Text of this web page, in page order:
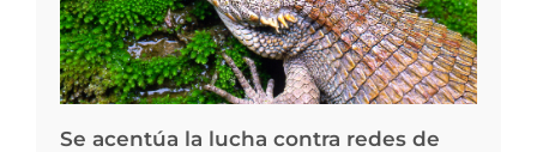
Se acentúa la lucha contra redes de